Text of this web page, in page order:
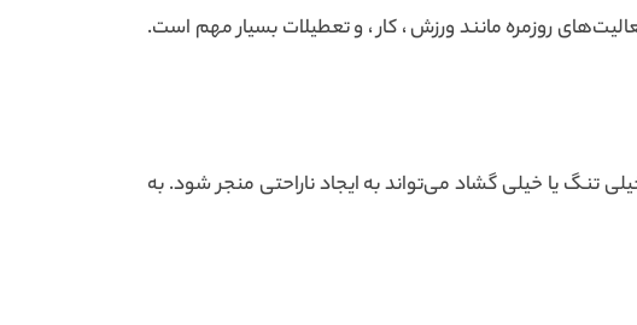
روزمره مانند ورزش ، کار ، و تعطیلات بسیار مهم است.
یا خیلی گشاد می‌تواند به ایجاد ناراحتی منجر شود. به